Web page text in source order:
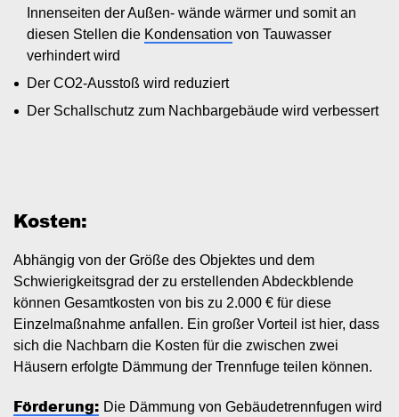
Innenseiten der Außen- wände wärmer und somit an
diesen Stellen die Kondensation von Tauwasser
verhindert wird
Der CO2-Ausstoß wird reduziert
Der Schallschutz zum Nachbargebäude wird verbessert
Kosten:
Abhängig von der Größe des Objektes und dem
Schwierigkeitsgrad der zu erstellenden Abdeckblende
können Gesamtkosten von bis zu 2.000 € für diese
Einzelmaßnahme anfallen. Ein großer Vorteil ist hier, dass
sich die Nachbarn die Kosten für die zwischen zwei
Häusern erfolgte Dämmung der Trennfuge teilen können.
Förderung: Die Dämmung von Gebäudetrennfugen wird